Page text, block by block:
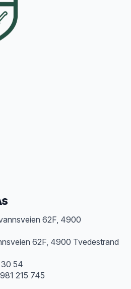
62F, 4900
62F, 4900 Tvedestrand
54
215 745